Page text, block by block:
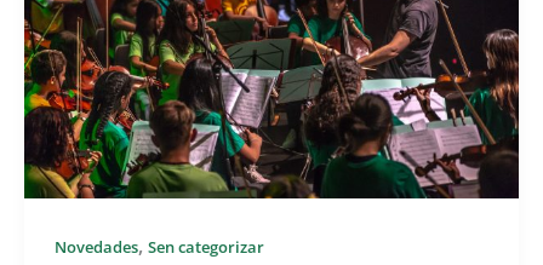
Novedades, Sen categorizar